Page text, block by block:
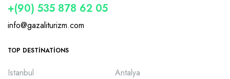
+(90) 535 878 62 05
info@gazaliturizm.com
TOP DESTINATIONS
Istanbul
Antalya